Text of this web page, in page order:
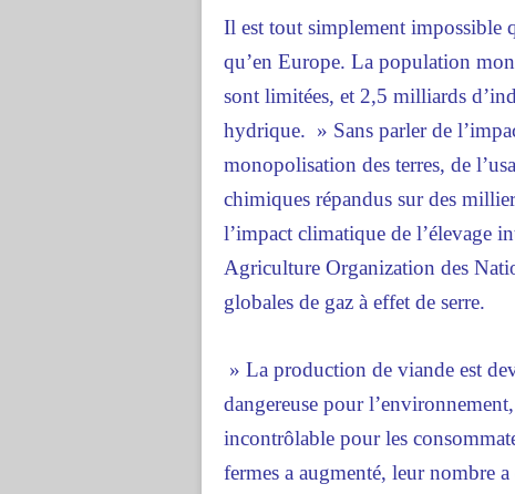
Il est tout simplement impossible
qu’en Europe. La population
sont limitées, et 2,5 milliards
hydrique. » Sans parler de
monopolisation des terres, de
chimiques répandus sur des
l’impact climatique de l’élevage
Agriculture Organization des
globales de gaz à effet de serre.
» La production de viande est
dangereuse pour
incontrôlable pour les
fermes a augmenté, leur nombre